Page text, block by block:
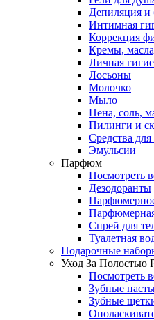
Депиляция и
Интимная
Коррекция
Кремы,
Личная
Лосьоны
Молочко
Мыло
Пена, соль,
Пилинги и
Средства для
Эмульсии
Парфюм
Посмотреть
Дезодоранты
Спрей для
Туалетная
Подарочные
Уход За Полостью
Посмотреть
Зубные
Зубные